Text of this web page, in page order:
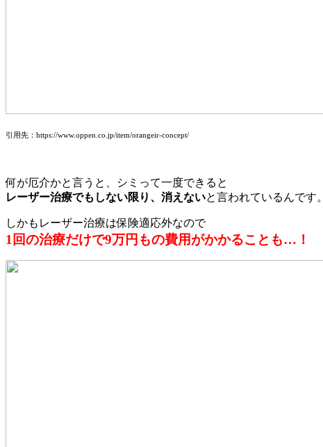
引用先：https://www.oppen.co.jp/item/orangeir-concept/
何が厄介かと言うと、シミって一度できると
レーザー治療でもしない限り、消えないと言われているんです。
しかもレーザー治療は保険適応外なので
1回の治療だけで9万円もの費用がかかることも…！